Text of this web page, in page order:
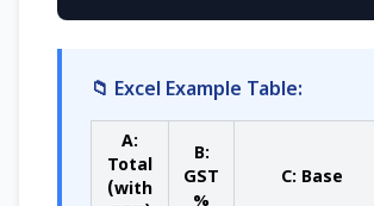
📁 Excel Example Table:
A:
Total
(with
B:
GST
C: Base